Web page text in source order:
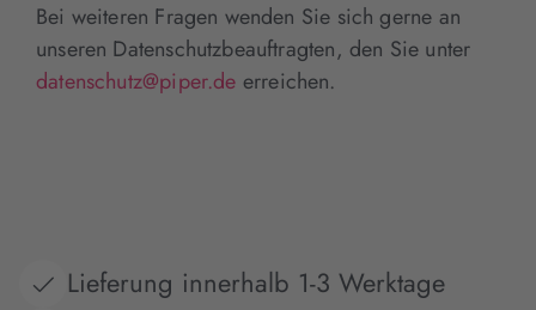
Bei weiteren Fragen wenden Sie sich gerne an
unseren Datenschutzbeauftragten, den Sie unter
datenschutz@piper.de erreichen.
Lieferung innerhalb 1-3 Werktage